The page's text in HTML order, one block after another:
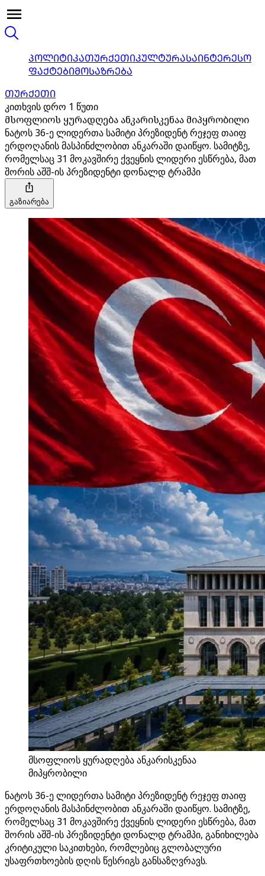
ᲞᲝᲚᲘᲢᲘᲙᲐᲗᲣᲠᲥᲔᲗᲘᲙᲣᲚᲢᲣᲠᲐᲡᲐᲘᲜᲢᲔᲠᲔᲡᲝ
ᲤᲐᲥᲢᲔᲑᲘᲛᲝᲡᲐᲖᲠᲔᲑᲐ
ᲗᲣᲠᲥᲔᲗᲘ
კითხვის დრო 1 წუთი
მსოფლიოს ყურადღება ანკარისკენაა მიპყრობილი
ნატოს 36-ე ლიდერთა სამიტი პრეზიდენტ რეჯეფ თაიფ
ერდოღანის მასპინძლობით ანკარაში დაიწყო. სამიტზე,
რომელსაც 31 მოკავშირე ქვეყნის ლიდერი ესწრება, მათ
შორის აშშ-ის პრეზიდენტი დონალდ ტრამპი
გაზიარება
მსოფლიოს ყურადღება ანკარისკენაა
მიპყრობილი
ნატოს 36-ე ლიდერთა სამიტი პრეზიდენტ რეჯეფ თაიფ
ერდოღანის მასპინძლობით ანკარაში დაიწყო. სამიტზე,
რომელსაც 31 მოკავშირე ქვეყნის ლიდერი ესწრება, მათ
შორის აშშ-ის პრეზიდენტი დონალდ ტრამპი, განიხილება
კრიტიკული საკითხები, რომლებიც გლობალური
უსაფრთხოების დღის წესრიგს განსაზღვრავს.